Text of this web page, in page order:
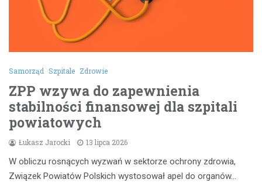
Samorząd Szpitale Zdrowie
ZPP wzywa do zapewnienia
stabilności finansowej dla szpitali
powiatowych
Łukasz Jarocki 13 lipca 2026
W obliczu rosnących wyzwań w sektorze ochrony zdrowia,
Związek Powiatów Polskich wystosował apel do organów…